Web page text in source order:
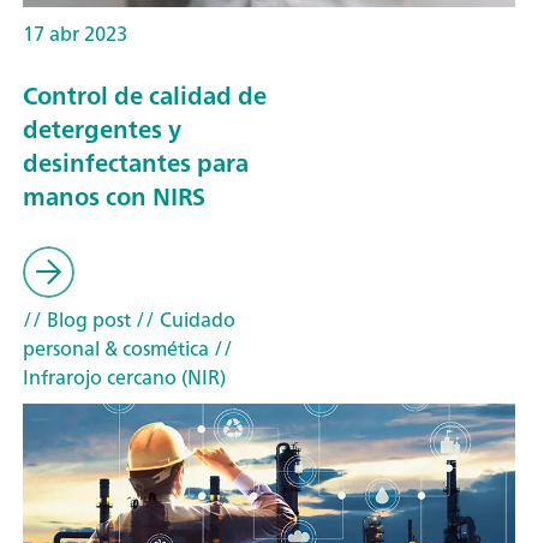
17 abr 2023
Control de calidad de
detergentes y
desinfectantes para
manos con NIRS
// Blog post// Cuidado
personal & cosmética //
Infrarojo cercano (NIR)